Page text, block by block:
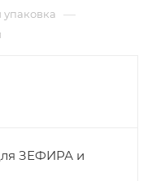
—
ЗЕФИРА и